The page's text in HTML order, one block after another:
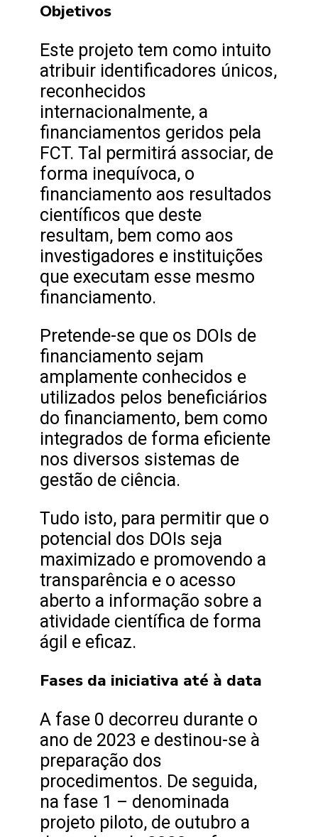
Objetivos
Este projeto tem como intuito
atribuir identificadores únicos,
reconhecidos
internacionalmente, a
financiamentos geridos pela
FCT. Tal permitirá associar, de
forma inequívoca, o
financiamento aos resultados
científicos que deste
resultam, bem como aos
investigadores e instituições
que executam esse mesmo
financiamento.
Pretende-se que os DOIs de
financiamento sejam
amplamente conhecidos e
utilizados pelos beneficiários
do financiamento, bem como
integrados de forma eficiente
nos diversos sistemas de
gestão de ciência.
Tudo isto, para permitir que o
potencial dos DOIs seja
maximizado e promovendo a
transparência e o acesso
aberto a informação sobre a
atividade científica de forma
ágil e eficaz.
Fases da iniciativa até à data
A fase 0 decorreu durante o
ano de 2023 e destinou-se à
preparação dos
procedimentos. De seguida,
na fase 1 – denominada
projeto piloto, de outubro a